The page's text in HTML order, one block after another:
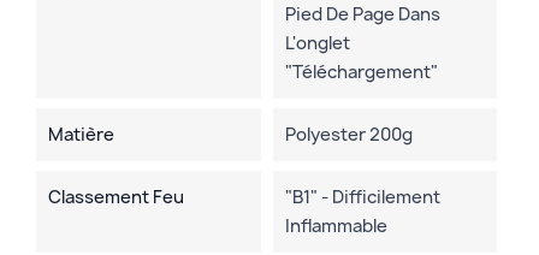
Pied De Page Dans
L'onglet
"Téléchargement"
Matière Polyester 200g
Classement Feu
"B1" - Difficilement
Inflammable